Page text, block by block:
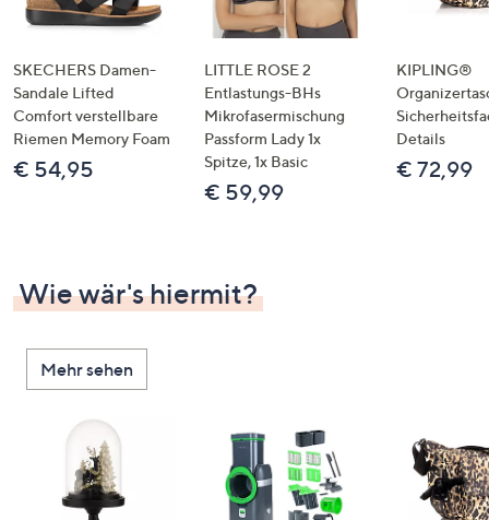
Geräten
links
bzw.
rechts,
um
diese
SKECHERS Damen-
Sandale Lifted
Comfort verstellbare
Riemen Memory Foam
€ 54,95
LITTLE ROSE 2
Entlastungs-BHs
Mikrofasermischung
Passform Lady 1x
Spitze, 1x Basic
€ 59,99
KIPLING®
Details
€ 72,99
Wie wär's hiermit?
Mehr sehen